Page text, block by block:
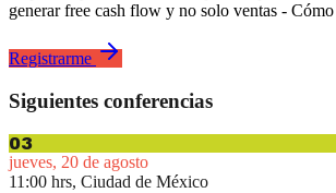
generar free cash flow y no solo ventas -
Registrarme
Siguientes conferencias
03
jueves, 20 de agosto
11:00 hrs, Ciudad de México